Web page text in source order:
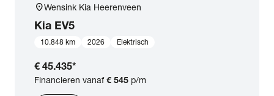
location_onWensink Kia Heerenveen
Kia EV5
10.848 km 2026 Elektrisch
€ 45.435*
Financieren vanaf€ 545 p/m